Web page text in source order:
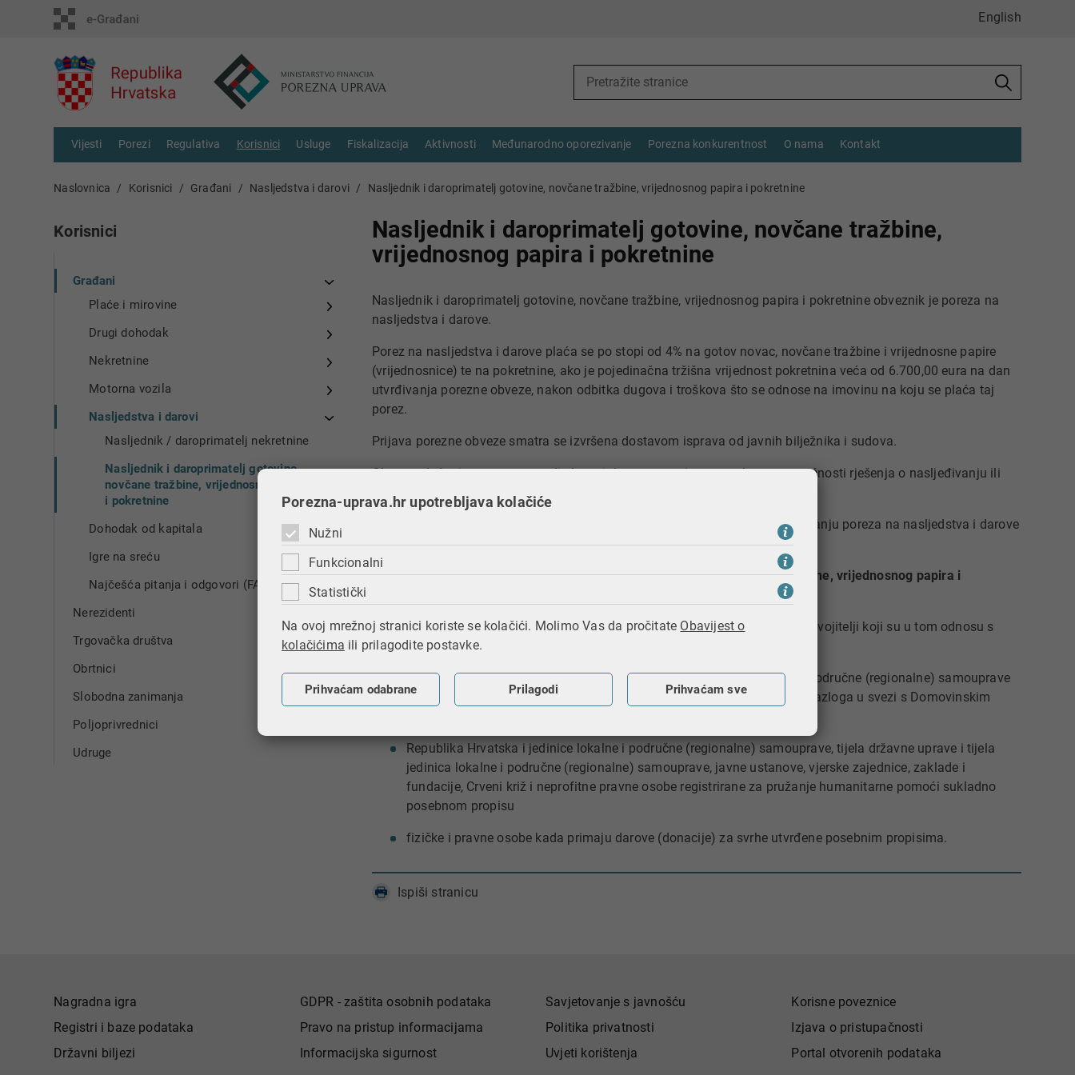
English
Vijesti Porezi Regulativa Korisnici Usluge Fiskalizacija Aktivnosti Međunarodno oporezivanje Porezna konkurentnost O nama Kontakt
Naslovnica Korisnici Građani Nasljedstva i darovi Nasljednik i daroprimatelj gotovine, novčane tražbine, vrijednosnog papira i pokretnine
Korisnici
Građani
Plaće i mirovine
Drugi dohodak
Nekretnine
Motorna vozila
Nasljedstva i darovi
Nasljednik / daroprimatelj nekretnine
Nasljednik i daroprimatelj gotovine,
novčane tražbine, vrijednosnog papira
i pokretnine
Dohodak od kapitala
Igre na sreću
Najčešća pitanja i odgovori (FAQ)
Nerezidenti
Trgovačka društva
Obrtnici
Slobodna zanimanja
Poljoprivrednici
Udruge
Nasljednik i daroprimatelj gotovine, novčane tražbine,
vrijednosnog papira i pokretnine
Nasljednik i daroprimatelj gotovine, novčane tražbine, vrijednosnog papira i pokretnine obveznik je poreza na
nasljedstva i darove.
Porez na nasljedstva i darove plaća se po stopi od 4% na gotov novac, novčane tražbine i vrijednosne papire
(vrijednosnice) te na pokretnine, ako je pojedinačna tržišna vrijednost pokretnina veća od 6.700,00​ eura na dan
utvrđivanja porezne obveze, nakon odbitka dugova i troškova što se odnose na imovinu na koju se plaća taj
porez.
Prijava porezne obveze smatra se izvršena dostavom isprava od javnih bilježnika i sudova.​
Obveza plaćanja poreza na nasljedstva i darove nastaje u trenutku pravomoćnosti rješenja o nasljeđivanju ili
odluke javnopravnog tijela ili suda ili u trenutku primitka dara.
Obveznik poreza dužan je u roku 15 dana od dana dostave rješenja o utvrđivanju poreza na nasljedstva i darove
platiti poreznu obvezu.
Porezna oslobođenja pri nasljeđivanju i darovanju gotovine, novčane tražbine, vrijednosnog papira i
bračni drug, potomci i preci koji čine uspravnu liniju te posvojenici i posvojitelji koji su u tom odnosu s
umrlim ili darovateljem,
fizičke i pravne osobe kojima Republika Hrvatska ili jedinica lokalne i područne (regionalne) samouprave
daruje, odnosno daje pokretnine bez naknade radi odštete ili iz drugih razloga u svezi s Domovinskim
Republika Hrvatska i jedinice lokalne i područne (regionalne) samouprave, tijela državne uprave i tijela
jedinica lokalne i područne (regionalne) samouprave, javne ustanove, vjerske zajednice, zaklade i
fundacije, Crveni križ i neprofitne pravne osobe registrirane za pružanje humanitarne pomoći sukladno
posebnom propisu
​fizičke i pravne osobe kada primaju darove (donacije) za svrhe utvrđene posebnim propisima.
Ispiši stranicu
Nagradna igra
Registri i baze podataka
Državni biljezi
GDPR - zaštita osobnih podataka
Pravo na pristup informacijama
Informacijska sigurnost
Savjetovanje s javnošću
Politika privatnosti
Uvjeti korištenja
Korisne poveznice
Izjava o pristupačnosti
Portal otvorenih podataka
Porezna-uprava.hr upotrebljava kolačiće
Nužni
Funkcionalni
Statistički
Na ovoj mrežnoj stranici koriste se kolačići. Molimo Vas da pročitate Obavijest o
kolačićima ili prilagodite postavke.
Prihvaćam odabrane Prilagodi Prihvaćam sve